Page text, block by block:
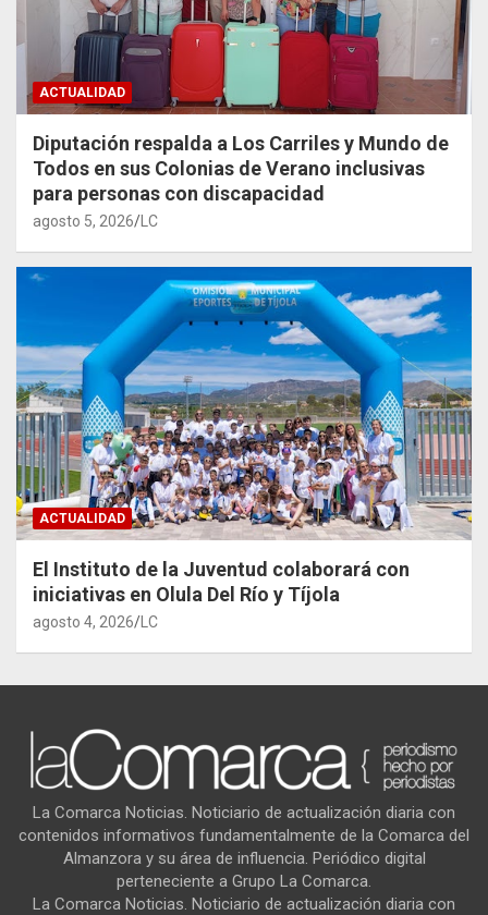
ACTUALIDAD
Diputación respalda a Los Carriles y Mundo de
Todos en sus Colonias de Verano inclusivas
para personas con discapacidad
agosto 5, 2026 LC
ACTUALIDAD
El Instituto de la Juventud colaborará con
iniciativas en Olula Del Río y Tíjola
agosto 4, 2026 LC
La Comarca Noticias. Noticiario de actualización diaria con
contenidos informativos fundamentalmente de la Comarca del
Almanzora y su área de influencia. Periódico digital
perteneciente a Grupo La Comarca.
La Comarca Noticias. Noticiario de actualización diaria con